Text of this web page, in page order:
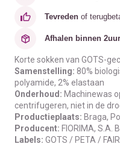
Tevreden of
Afhalen binnen 2uur
Korte sokken van GOTS-
Samenstelling: 80%
polyamide, 2% elastaan
Onderhoud: Machinewas
centrifugeren, niet in de
Productieplaats: Braga,
Producent: FIORIMA, S.A.
Labels: GOTS / PETA /